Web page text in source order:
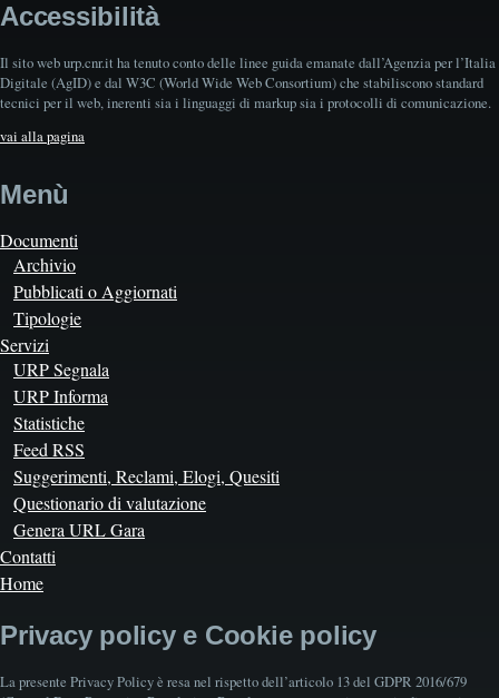
Accessibilità
Il sito web urp.cnr.it ha tenuto conto delle linee guida emanate dall’Agenzia per l’Italia
Digitale (AgID) e dal W3C (World Wide Web Consortium) che stabiliscono standard
tecnici per il web, inerenti sia i linguaggi di markup sia i protocolli di comunicazione.
vai alla pagina
Menù
Documenti
Archivio
Pubblicati o Aggiornati
Tipologie
Servizi
URP Segnala
URP Informa
Statistiche
Feed RSS
Suggerimenti, Reclami, Elogi, Quesiti
Questionario di valutazione
Genera URL Gara
Contatti
Home
Privacy policy e Cookie policy
La presente Privacy Policy è resa nel rispetto dell’articolo 13 del GDPR 2016/679